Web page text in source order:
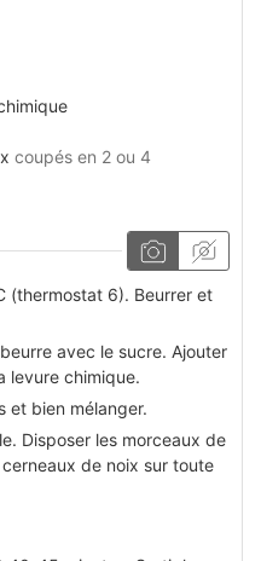
coupés en 2 ou 4
(thermostat 6). Beurrer et
avec le sucre. Ajouter
levure chimique.
et bien mélanger.
Disposer les morceaux de
de noix sur toute